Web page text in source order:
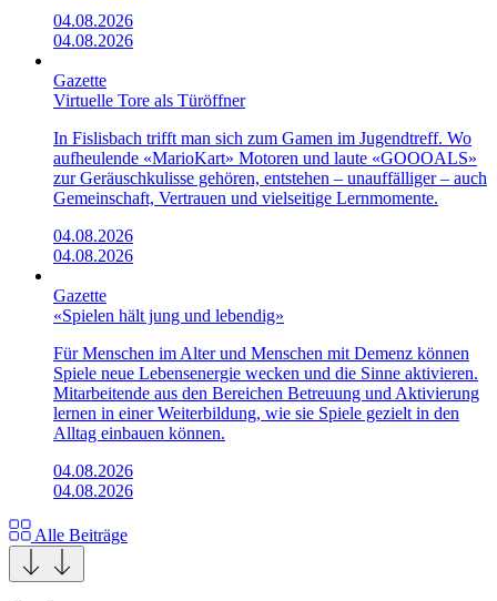
04.08.2026
04.08.2026
Gazette
Virtuelle Tore als Türöffner
In Fislisbach trifft man sich zum Gamen im Jugendtreff. Wo
aufheulende «Mario­Kart»­ Motoren und laute «GOOOALS»
zur Geräuschkulisse gehören, entstehen – unauffälliger – auch
Gemeinschaft, Vertrauen und vielseitige Lernmomente.
04.08.2026
04.08.2026
Gazette
«Spielen hält jung und lebendig»
Für Menschen im Alter und Menschen mit Demenz können
Spiele neue Lebensenergie wecken und die Sinne aktivieren.
Mitarbeitende aus den Bereichen Betreuung und Aktivierung
lernen in einer Weiterbildung, wie sie Spiele gezielt in den
Alltag einbauen können.
04.08.2026
04.08.2026
Alle Beiträge